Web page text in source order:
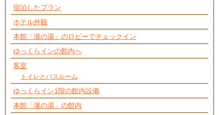
宿泊したプラン
ホテル外観
本館「瀧の湯」のロビーでチェックイン
ゆっくらインの館内へ
客室
トイレとバスルーム
ゆっくらイン1階の館内設備
本館「瀧の湯」の館内